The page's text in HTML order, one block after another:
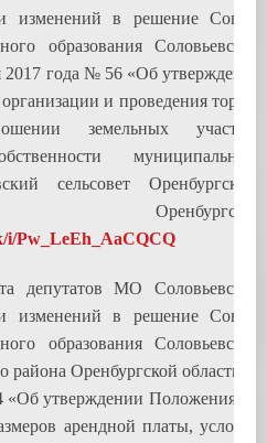
изменений в решение Совета
образования Соловьевский
2017 года № 56 «Об утверждении
и проведения торгов
земельных участков
муниципального
сельсовет Оренбургского
i/Pw_LeEh_AaCQCQ
депутатов МО Соловьевский
изменений в решение Совета
образования Соловьевский
района Оренбургской области от
утверждении Положения «О
арендной платы, условий